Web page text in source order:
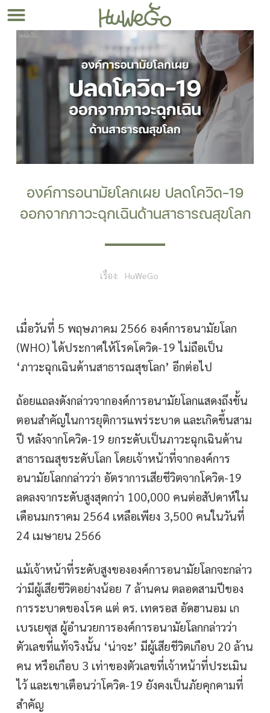
องค์การอนามัยโลกเผย ปลดโควิด-19
ออกจากภาวะฉุกเฉินด้านสาธารณสุขโลก
HuWeGo
เมื่อวันที่ 5 พฤษภาคม 2566 องค์การอนามัยโลก
(WHO) ได้ประกาศให้โรคโควิด-19 ไม่ถือเป็น
‘ภาวะฉุกเฉินด้านสาธารณสุขโลก’ อีกต่อไป
ถ้อยแถลงดังกล่าวจากองค์การอนามัยโลกแสดงถึงขั้น
ตอนสำคัญในการยุติการแพร่ระบาด และเกิดขึ้นสาม
ปี หลังจากโควิด-19 ยกระดับเป็นภาวะฉุกเฉินด้าน
สาธารณสุขระดับโลก โดยเจ้าหน้าที่จากองค์การ
อนามัยโลกกล่าวว่า อัตราการเสียชีวิตจากโควิด-19
ลดลงจากระดับสูงสุดกว่า 100,000 คนต่อสัปดาห์ใน
เดือนมกราคม 2564 เหลือเพียง 3,500 คนในวันที่
24 เมษายน 2566
แม้เจ้าหน้าที่ระดับสูงขององค์การอนามัยโลกจะกล่าว
ว่ามีผู้เสียชีวิตอย่างน้อย 7 ล้านคน ตลอดสามปีของ
การระบาดของโรค แต่ ดร. เทดรอส อัดฮานอม เก
เบรเยซุส ผู้อำนวยการองค์การอนามัยโลกกล่าวว่า
ตัวเลขที่แท้จริงนั้น ‘น่าจะ’ มีผู้เสียชีวิตเกือบ 20 ล้าน
คน หรือเกือบ 3 เท่าของตัวเลขที่เจ้าหน้าที่ประเมิน
ไว้ และเขาเตือนว่าโควิด-19 ยังคงเป็นภัยคุกคามที่
สำคัญ